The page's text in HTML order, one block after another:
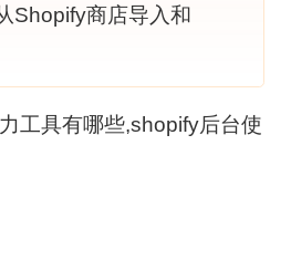
Shopify商店导入和
工具有哪些,shopify后台使